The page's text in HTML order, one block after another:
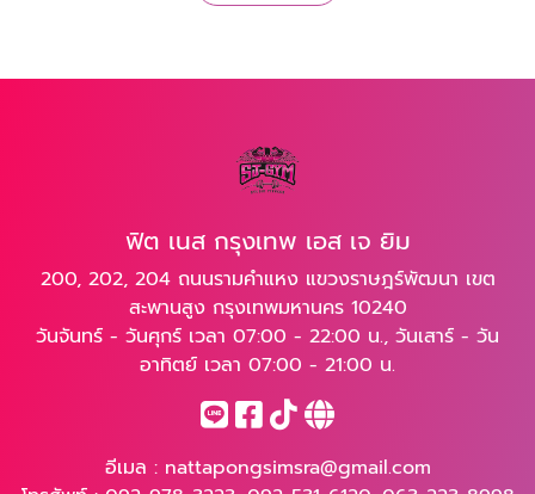
ฟิต เนส กรุงเทพ เอส เจ ยิม
200, 202, 204 ถนนรามคำแหง แขวงราษฎร์พัฒนา เขต
สะพานสูง กรุงเทพมหานคร 10240
วันจันทร์ - วันศุกร์ เวลา 07:00 - 22:00 น., วันเสาร์ - วัน
อาทิตย์ เวลา 07:00 - 21:00 น.
อีเมล : nattapongsimsra@gmail.com